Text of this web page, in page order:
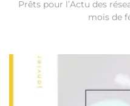
Prêts pour l’Actu des
mois de